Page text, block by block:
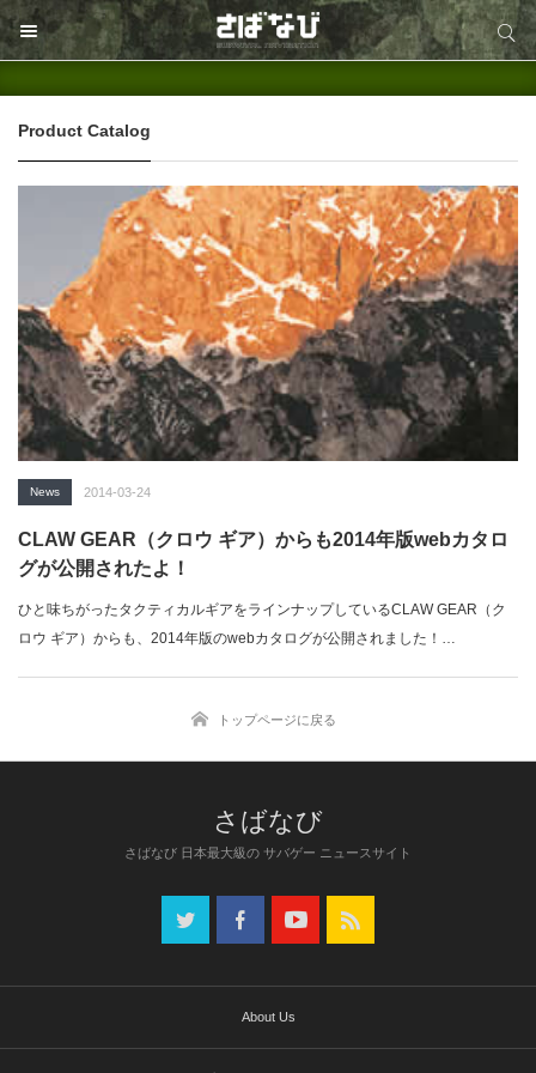
サイト内検索
Product Catalog
News 2014-03-24
CLAW GEAR（クロウ ギア）からも2014年版webカタロ
グが公開されたよ！
ひと味ちがったタクティカルギアをラインナップしているCLAW GEAR（ク
ロウ ギア）からも、2014年版のwebカタログが公開されました！…
トップページに戻る
さばなび 日本最大級の サバゲー ニュースサイト
About Us
サイト内検索